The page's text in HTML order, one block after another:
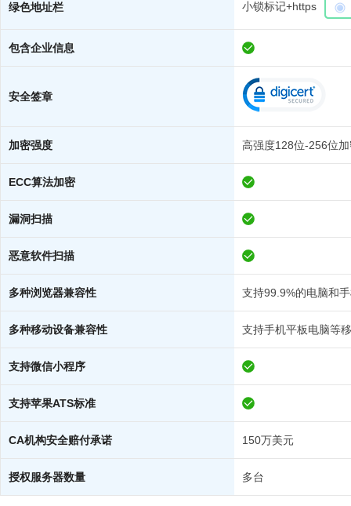
绿色地址栏 小锁标记+https
包含企业信息
安全签章
加密强度 高强度128位-256位
ECC算法加密
漏洞扫描
恶意软件扫描
多种浏览器兼容性 支持99.9%的电脑和
多种移动设备兼容性 支持手机平板电脑等
支持微信小程序
支持苹果ATS标准
CA机构安全赔付承诺 150万美元
授权服务器数量 多台